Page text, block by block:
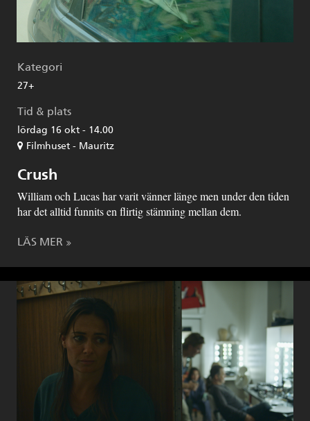
Kategori
27+
Tid & plats
lördag 16 okt - 14.00
Filmhuset - Mauritz
Crush
William och Lucas har varit vänner länge men under den tiden
har det alltid funnits en flirtig stämning mellan dem.
LÄS MER